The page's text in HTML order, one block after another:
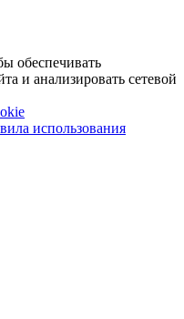
обеспечивать
и анализировать сетевой
использования